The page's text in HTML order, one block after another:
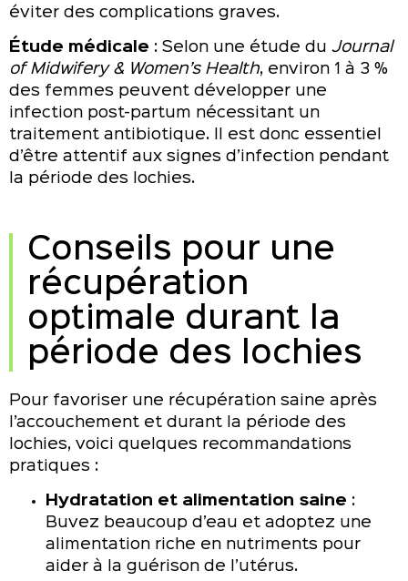
éviter des complications graves.
Étude médicale : Selon une étude du Journal
of Midwifery & Women’s Health, environ 1 à 3 %
des femmes peuvent développer une
infection post-partum nécessitant un
traitement antibiotique. Il est donc essentiel
d’être attentif aux signes d’infection pendant
la période des lochies.
Conseils pour une
récupération
optimale durant la
période des lochies
Pour favoriser une récupération saine après
l’accouchement et durant la période des
lochies, voici quelques recommandations
pratiques :
Hydratation et alimentation saine :
Buvez beaucoup d’eau et adoptez une
alimentation riche en nutriments pour
aider à la guérison de l’utérus.